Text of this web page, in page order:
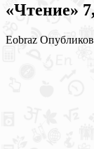
«Чтение»
Eobraz